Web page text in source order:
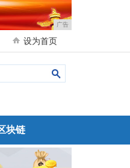
广告
设为首页
块链